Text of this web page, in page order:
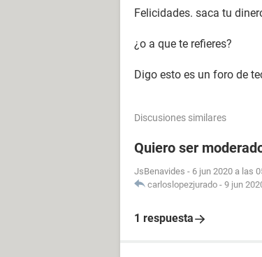
Felicidades. saca tu
¿o a que te refieres?
Digo esto es un foro de
Discusiones similares
Quiero ser
JsBenavides - 6 jun 2020 a las
carloslopezjurado - 9 jun
1 respuesta